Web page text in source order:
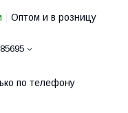
Оптом и в розницу
по телефону